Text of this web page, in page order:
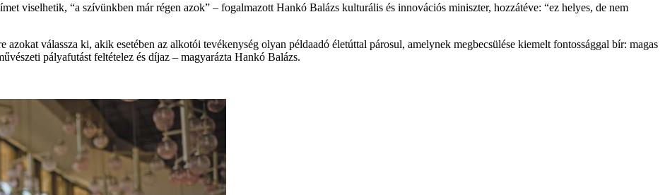
viselhetik, “a szívünkben már régen azok” – fogalmazott Hankó Balázs kulturális és innovációs miniszter, hozzátéve: “ez helyes, de nem
válassza ki, akik esetében az alkotói tevékenység olyan példaadó életúttal párosul, amelynek megbecsülése kiemelt fontossággal bír: magas
pályafutást feltételez és díjaz – magyarázta Hankó Balázs.